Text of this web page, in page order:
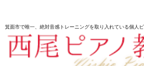
箕面市で唯一、絶対音感トレーニングを取り入れている個人